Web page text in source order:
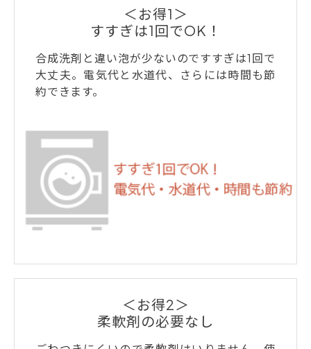
＜お得1＞
すすぎは1回でOK！
合成洗剤と違い泡が少ないのですすぎは1回で
大丈夫。電気代と水道代、さらには時間も節
約できます。
＜お得2＞
柔軟剤の必要なし